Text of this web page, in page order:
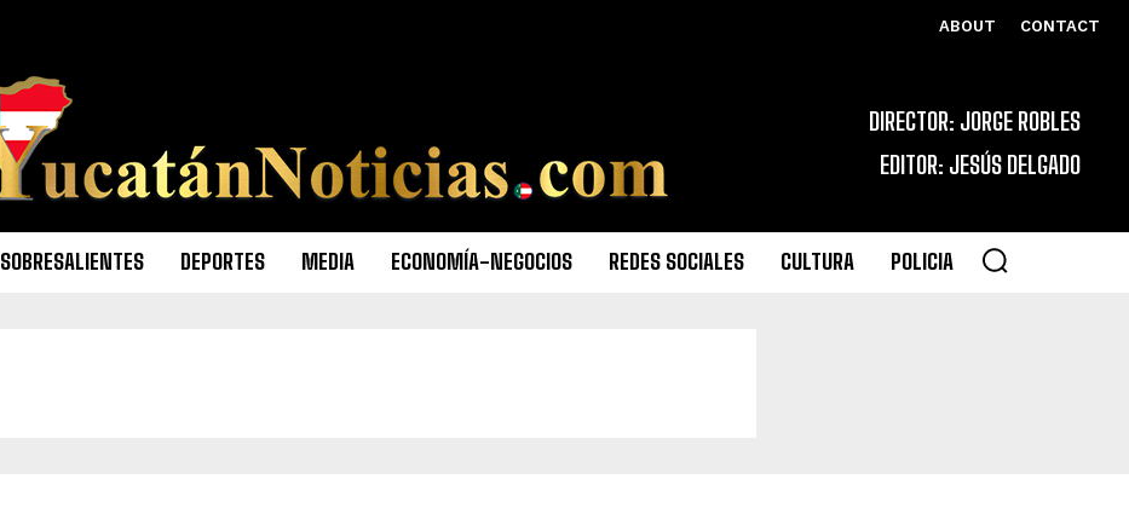
ABOUT CONTACT
DIRECTOR: JORGE ROBLES
EDITOR: JESÚS DELGADO
SOBRESALIENTES DEPORTES MEDIA ECONOMÍA-NEGOCIOS REDES SOCIALES CULTURA POLICIA